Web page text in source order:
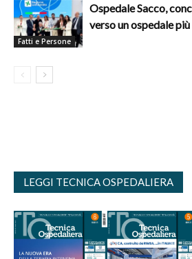
Fatti e Persone
Ospedale Sacco,
verso un ospedale
LEGGI TECNICA OSPEDALIERA